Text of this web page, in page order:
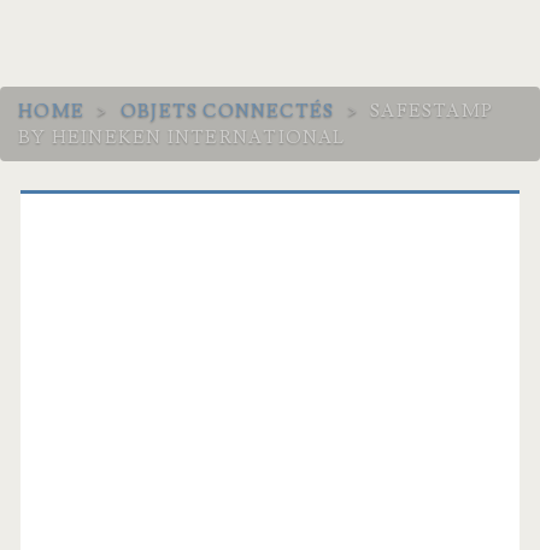
HOME > OBJETS CONNECTÉS >
SAFESTAMP
BY HEINEKEN INTERNATIONAL